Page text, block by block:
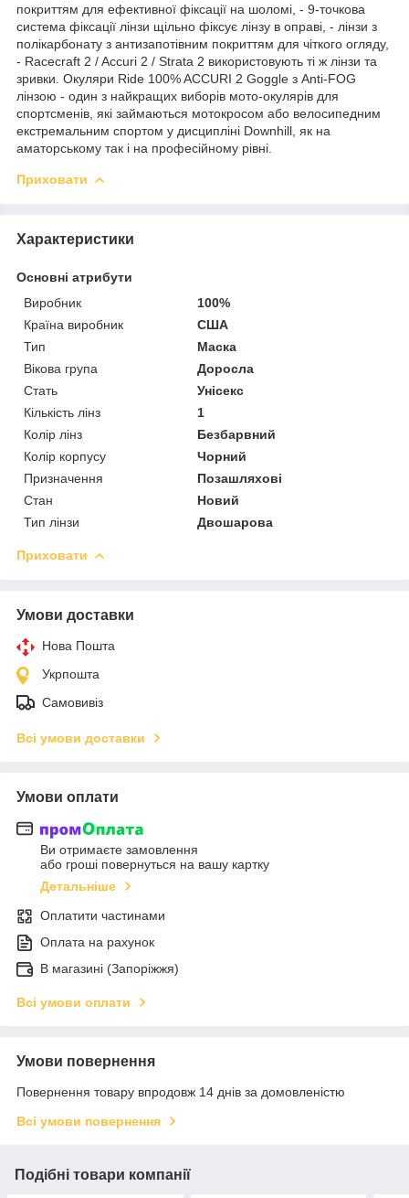
покриттям для ефективної фіксації на шоломі, - 9-точкова
система фіксації лінзи щільно фіксує лінзу в оправі, - лінзи з
полікарбонату з антизапотівним покриттям для чіткого огляду,
- Racecraft 2 / Accuri 2 / Strata 2 використовують ті ж лінзи та
зривки. Окуляри Ride 100% ACCURI 2 Goggle з Anti-FOG
лінзою - один з найкращих виборів мото-окулярів для
спортсменів, які займаються мотокросом або велосипедним
екстремальним спортом у дисципліні Downhill, як на
аматорському так і на професійному рівні.
Приховати
Характеристики
Основні атрибути
Виробник
100%
Країна виробник
США
Тип
Маска
Вікова група
Доросла
Стать
Унісекс
Кількість лінз
1
Колір лінз
Безбарвний
Колір корпусу
Чорний
Призначення
Позашляхові
Стан
Новий
Тип лінзи
Двошарова
Приховати
Умови доставки
Нова Пошта
Укрпошта
Самовивіз
Всі умови доставки
Умови оплати
Ви отримаєте замовлення
або гроші повернуться на вашу картку
Детальніше
Оплатити частинами
Оплата на рахунок
В магазині (Запоріжжя)
Всі умови оплати
Умови повернення
Повернення товару впродовж 14 днів за домовленістю
Всі умови повернення
Подібні товари компанії